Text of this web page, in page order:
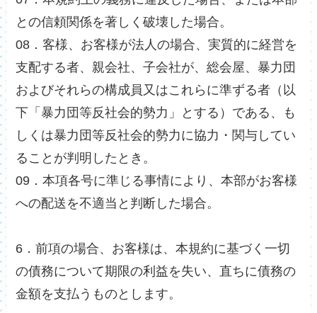
との信頼関係を著しく破壊した場合。
08．客様、お客様が法人の場合、実質的に経営を
支配する者、親会社、子会社が、総会屋、暴力団
およびそれらの構成員又はこれらに準ずる者（以
下「暴力団等反社会的勢力」とする）である、も
しくは暴力団等反社会的勢力に協力・関与してい
ることが判明したとき。
09．本項各号に準じる事情により、本部がお客様
への配送を不適当と判断した場合。
6．前項の場合、お客様は、本規約に基づく一切
の債務について期限の利益を失い、直ちに債務の
金額を支払うものとします。